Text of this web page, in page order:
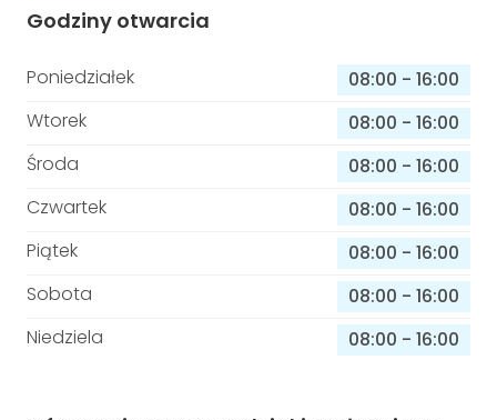
Godziny otwarcia
Poniedziałek 08:00 - 16:00
Wtorek
08:00 - 16:00
Środa
08:00 - 16:00
Czwartek
08:00 - 16:00
Piątek
08:00 - 16:00
Sobota
08:00 - 16:00
Niedziela
08:00 - 16:00